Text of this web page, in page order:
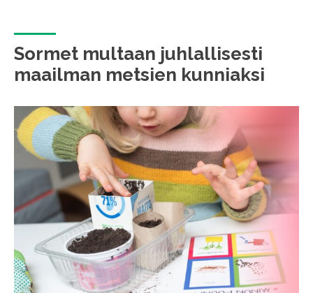
Sormet multaan juhlallisesti
maailman metsien kunniaksi